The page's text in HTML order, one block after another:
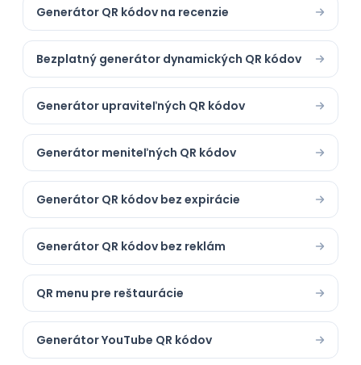
Generátor QR kódov na recenzie
Bezplatný generátor dynamických QR kódov
Generátor upraviteľných QR kódov
Generátor meniteľných QR kódov
Generátor QR kódov bez expirácie
Generátor QR kódov bez reklám
QR menu pre reštaurácie
Generátor YouTube QR kódov